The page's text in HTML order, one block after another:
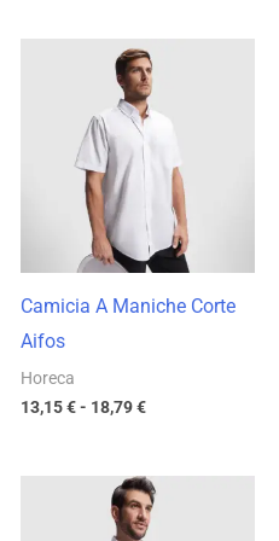
Camicia A Maniche Corte
Aifos
Horeca
13,15€- 18,79€
Fascia
di
prezzo:
da
18,79 €
Fascia
di
prezzo: